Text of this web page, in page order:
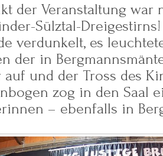
der Veranstaltung war
Sülztal-Dreigestirns!
verdunkelt, es
der in
auf und der Tross des
zog in den Saal
– ebenfalls in